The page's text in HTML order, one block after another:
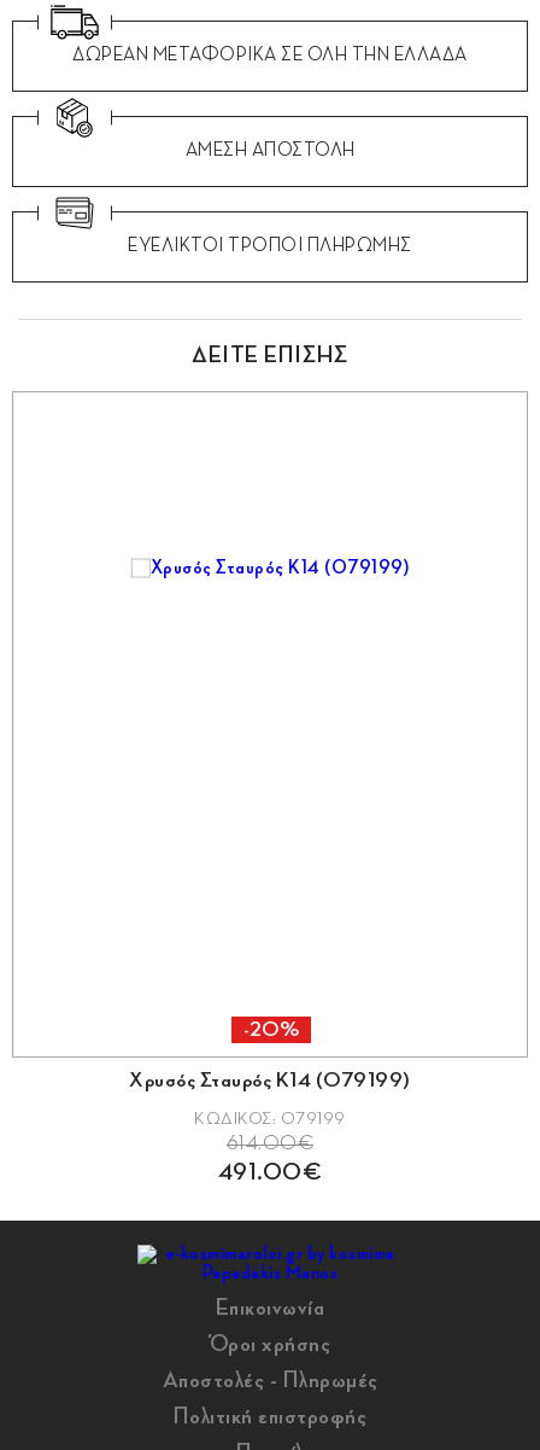
ΔΩΡΕΑΝ ΜΕΤΑΦΟΡΙΚΑ ΣΕ ΟΛΗ ΤΗΝ ΕΛΛΑΔΑ
ΑΜΕΣΗ ΑΠΟΣΤΟΛΗ
ΕΥΕΛΙΚΤΟΙ ΤΡΟΠΟΙ ΠΛΗΡΩΜΗΣ
ΔΕΙΤΕ ΕΠΙΣΗΣ
-20%
Χρυσός Σταυρός Κ14 (079199)
ΚΩΔΙΚΟΣ: 079199
614.00€
491.00€
Επικοινωνία
Όροι χρήσης
Αποστολές - Πληρωμές
Πολιτική επιστροφής